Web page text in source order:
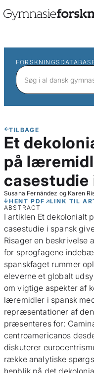
TILBAGE
Et
på
casestudie
Susana Fernández og Karen
HENT PDF
LINK TIL
ABSTRACT
I artiklen Et dekolonialt
casestudie i spansk
Risager en beskrivelse
for sprogfagene
spanskfaget rummer
eleverne et globalt
om vigtige aspekter af
læremidler i spansk
repræsentationer af
præsenteres for:
centroamericanos
diskuterer
række analytiske
henblik på det